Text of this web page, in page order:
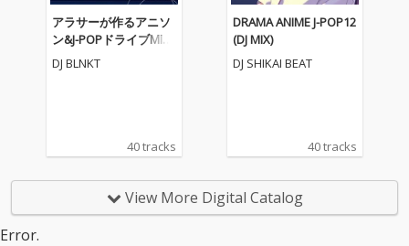
アラサーが作るアニソ
ン&J-POPドライブMIX1
9 (DJ MIX)
DJ BLNKT
40 tracks
DRAMA ANIME J-POP12
(DJ MIX)
DJ SHIKAI BEAT
40 tracks
View More Digital Catalog
Error.